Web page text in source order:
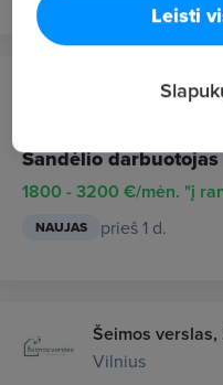
28 Global, UAB
Sandėlio darbuotojas
1800 - 3200 €/mėn. "į
NAUJAS prieš 1 d.
Šeimos verslas,
Vilnius
Leisti